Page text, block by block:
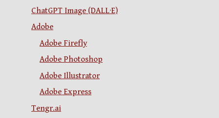
ChatGPT Image (DALL·E)
Adobe
Adobe Firefly
Adobe Photoshop
Adobe Illustrator
Adobe Express
Tengr.ai